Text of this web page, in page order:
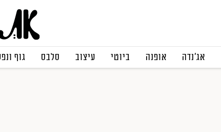
אג׳נדה אופנה ביוטי עיצוב סלבס גוף